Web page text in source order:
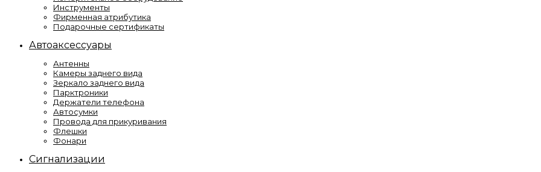
Инструменты
Фирменная атрибутика
Подарочные сертификаты
Автоаксессуары
Антенны
Камеры заднего вида
Зеркало заднего вида
Парктроники
Держатели телефона
Автосумки
Провода для прикуривания
Флешки
Фонари
Сигнализации